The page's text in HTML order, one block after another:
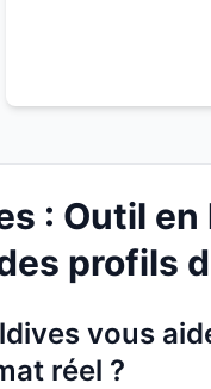
: Outil
profils
vous
réel ?